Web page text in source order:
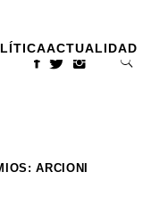
ACTUALIDAD
ARCIONI